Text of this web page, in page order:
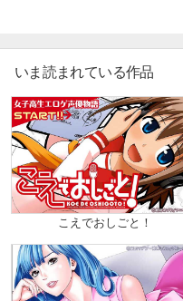
不意打ちされ
いま読まれている作品
こえでおしごと！